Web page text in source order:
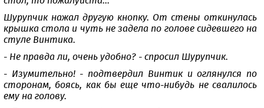
Шурупчик нажал другую кнопку. От стены откинулась
крышка стола и чуть не задела по голове сидевшего на
стуле Винтика.
- Не правда ли, очень удобно? - спросил Шурупчик.
- Изумительно! - подтвердил Винтик и оглянулся по
сторонам, боясь, как бы еще что-нибудь не свалилось
ему на голову.